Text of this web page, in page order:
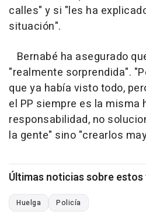
calles" y si "les ha
situación".
Bernabé ha asegurado
"realmente sorprendida".
que ya había visto todo,
el PP siempre es la misma
responsabilidad, no
la gente" sino "crearlos
Últimas noticias sobre
Huelga Policía